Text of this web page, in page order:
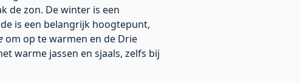
de zon. De winter is een
is een belangrijk hoogtepunt,
om op te warmen en de Drie
warme jassen en sjaals, zelfs bij